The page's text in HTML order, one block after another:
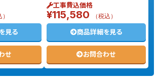
見る
せ
工事費込価格
¥115,580 （税込）
商品詳細を見る
お問合わせ